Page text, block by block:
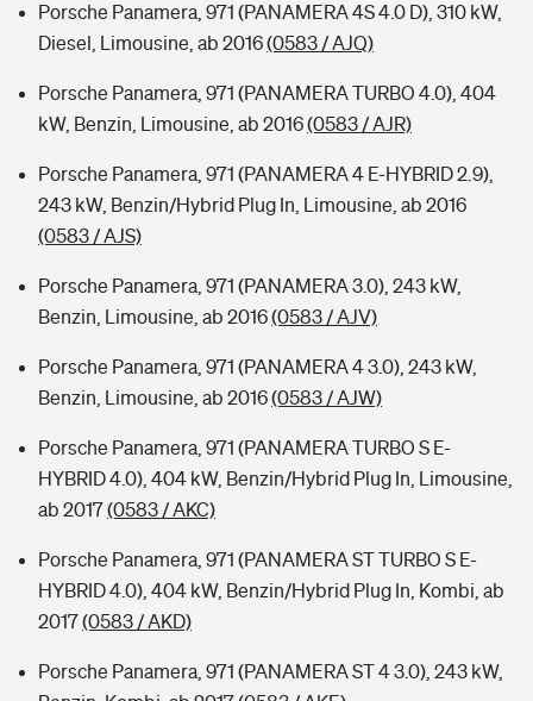
Porsche Panamera, 971 (PANAMERA 4S 4.0 D), 310 kW,
Diesel, Limousine, ab 2016(0583 / AJQ)
Porsche Panamera, 971 (PANAMERA TURBO 4.0), 404
kW, Benzin, Limousine, ab 2016(0583 / AJR)
Porsche Panamera, 971 (PANAMERA 4 E-HYBRID 2.9),
243 kW, Benzin/Hybrid Plug In, Limousine, ab 2016
(0583 / AJS)
Porsche Panamera, 971 (PANAMERA 3.0), 243 kW,
Benzin, Limousine, ab 2016(0583 / AJV)
Porsche Panamera, 971 (PANAMERA 4 3.0), 243 kW,
Benzin, Limousine, ab 2016(0583 / AJW)
Porsche Panamera, 971 (PANAMERA TURBO S E-
HYBRID 4.0), 404 kW, Benzin/Hybrid Plug In, Limousine,
ab 2017(0583 / AKC)
Porsche Panamera, 971 (PANAMERA ST TURBO S E-
HYBRID 4.0), 404 kW, Benzin/Hybrid Plug In, Kombi, ab
2017(0583 / AKD)
Porsche Panamera, 971 (PANAMERA ST 4 3.0), 243 kW,